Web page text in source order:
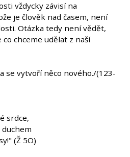
vždycky závisí na
je člověk nad časem, není
Otázka tedy není vědět,
chceme udělat z naší
se vytvoří něco nového./(123-
srdce,
(Ž 5O)